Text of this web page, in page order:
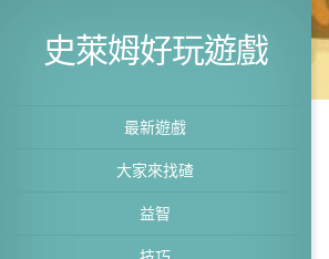
史萊姆好玩遊戲
最新遊戲
大家來找碴
益智